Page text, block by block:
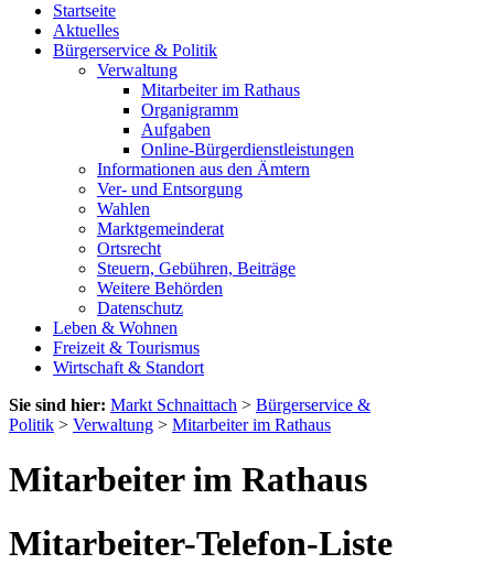
Startseite
Aktuelles
Bürgerservice & Politik
Verwaltung
Mitarbeiter im Rathaus
Organigramm
Aufgaben
Online-Bürgerdienstleistungen
Informationen aus den Ämtern
Ver- und Entsorgung
Wahlen
Marktgemeinderat
Ortsrecht
Steuern, Gebühren, Beiträge
Weitere Behörden
Datenschutz
Leben & Wohnen
Freizeit & Tourismus
Wirtschaft & Standort
Sie sind hier: Markt Schnaittach > Bürgerservice &
Politik > Verwaltung > Mitarbeiter im Rathaus
Mitarbeiter im Rathaus
Mitarbeiter-Telefon-Liste